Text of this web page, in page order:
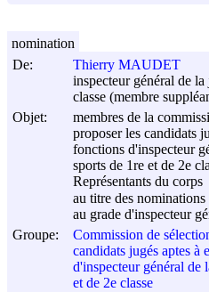
De:
Thierry MAUDET
inspecteur général de la
classe (membre
Objet:
membres de la
proposer les candidats
fonctions d'inspecteur
sports de 1re et de 2e
Représentants du corps
au titre des nominations
au grade d'inspecteur
Groupe:
Commission de
candidats jugés aptes à
d'inspecteur général de
et de 2e classe
nomination